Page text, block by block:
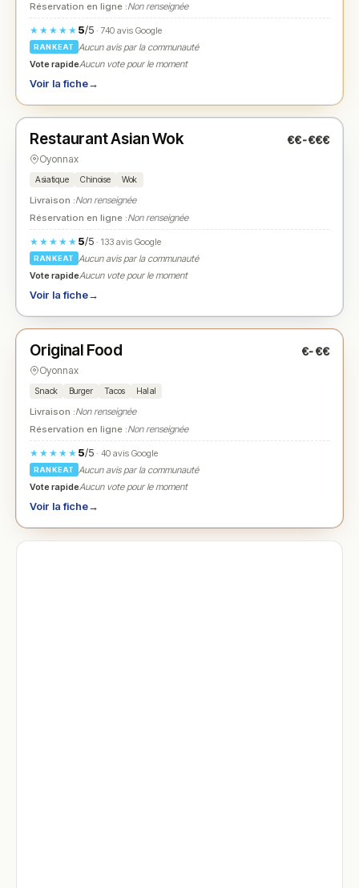
Réservation en ligne :Non renseignée
★★★★★ 5/5· 740 avis Google
RANKEAT
Aucun avis par la communauté
Vote rapideAucun vote pour le moment
Voir la fiche→
★ N° 2
Restaurant Asian Wok €€-€€€
Oyonnax
Asiatique Chinoise Wok
Livraison :Non renseignée
Réservation en ligne :Non renseignée
★★★★★ 5/5· 133 avis Google
RANKEAT
Aucun avis par la communauté
Vote rapideAucun vote pour le moment
Voir la fiche→
★ N° 3
Original Food €-€€
Oyonnax
Snack Burger Tacos Halal
Livraison :Non renseignée
Réservation en ligne :Non renseignée
★★★★★ 5/5· 40 avis Google
RANKEAT
Aucun avis par la communauté
Vote rapideAucun vote pour le moment
Voir la fiche→